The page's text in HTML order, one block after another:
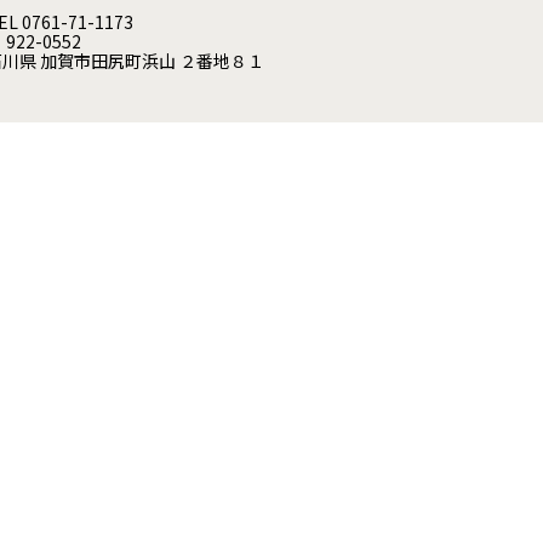
0761-71-1173
922-0552
県 加賀市田尻町浜山 ２番地８１